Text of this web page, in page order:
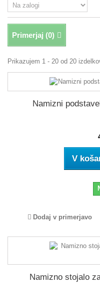
Primerjaj (0)
Prikazujem 1 - 20 od 20
Namizni
V
Dodaj v primerjavo
Namizno stojalo